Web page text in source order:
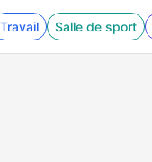
Travail Salle de sport